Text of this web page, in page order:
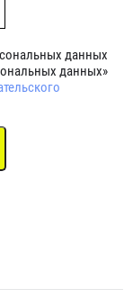
данных
данных»